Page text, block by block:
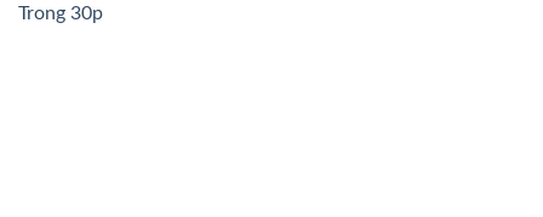
Trong 30p